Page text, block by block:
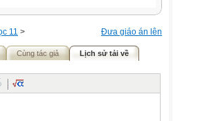
Đưa giáo án lên
11 >
Cùng tác giả Lịch sử tải về